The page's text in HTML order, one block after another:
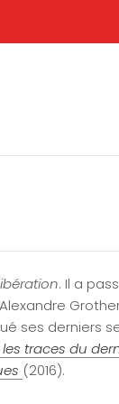
. Il a
ses derniers
traces du
(2016).